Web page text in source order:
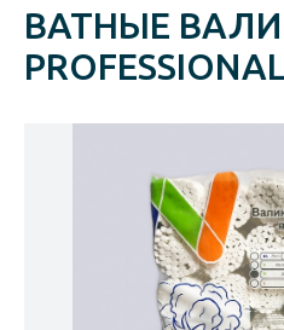
ВАТНЫЕ
PROFESSIONAL